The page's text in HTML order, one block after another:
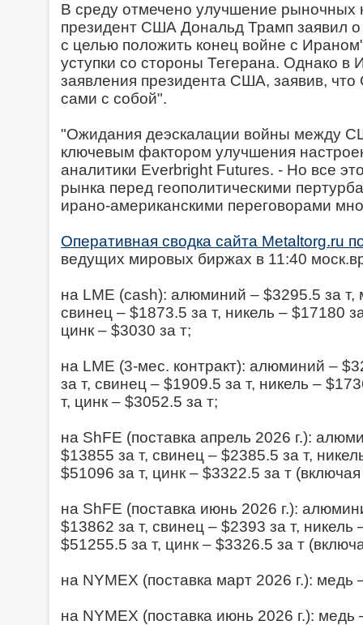
В среду отмечено улучшение рыночных
президент США Дональд Трамп заявил о
с целью положить конец войне с
уступки со стороны Тегерана. Однако в
заявления президента США, заявив,
сами с собой".
"Ожидания деэскалации войны между
ключевым фактором улучшения
аналитики Everbright Futures. - Но все
рынка перед геополитическими
ирано-американскими переговорами
Оперативная сводка сайта Metaltorg.ru
ведущих мировых биржах в 11:40
на LME (cash): алюминий – $3295.5 за т,
свинец – $1873.5 за т, никель – $17180
цинк – $3030 за т;
на LME (3-мес. контракт): алюминий –
за т, свинец – $1909.5 за т, никель –
т, цинк – $3052.5 за т;
на ShFE (поставка апрель 2026 г.):
$13855 за т, свинец – $2385.5 за т,
$51096 за т, цинк – $3322.5 за т
на ShFE (поставка июнь 2026 г.):
$13862 за т, свинец – $2393 за т, никель
$51255.5 за т, цинк – $3326.5 за т
на NYMEX (поставка март 2026 г.): медь
на NYMEX (поставка июнь 2026 г.): медь